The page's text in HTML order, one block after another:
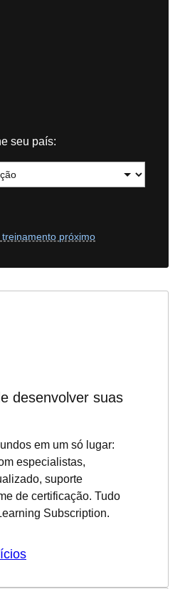
seu país:
próximo
desenvolver suas
em um só lugar:
especialistas,
suporte
de certificação. Tudo
Subscription.